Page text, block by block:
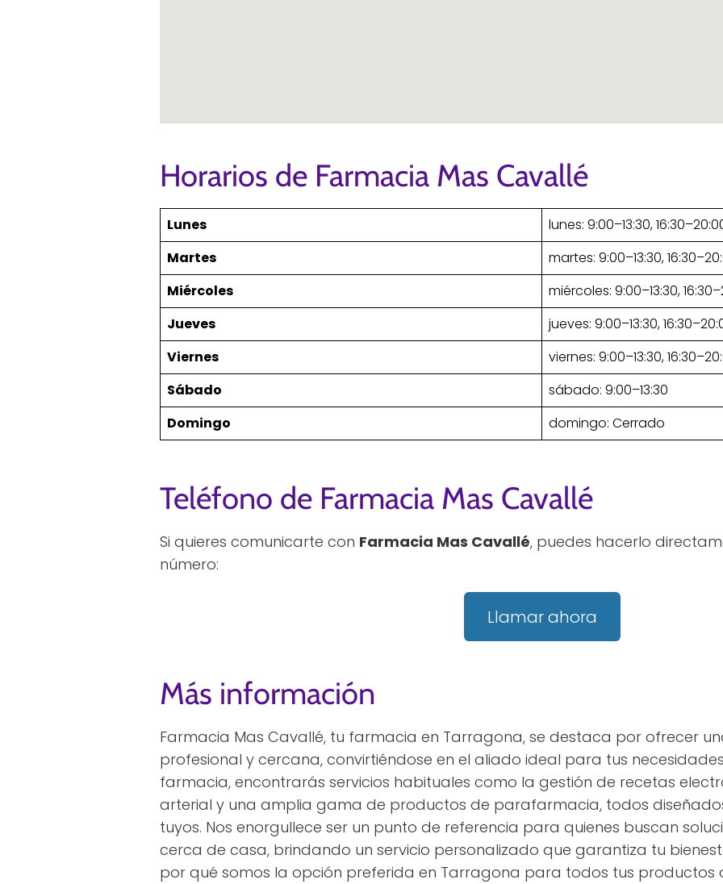
Horarios de Farmacia Mas Cavallé
Lunes
lunes: 9:00–13:30,
Martes
martes: 9:00–13:30,
Miércoles
miércoles: 9:00–13:30,
Jueves
jueves: 9:00–13:30,
Viernes
viernes: 9:00–13:30,
Sábado
sábado: 9:00–13:30
Domingo
domingo: Cerrado
Teléfono de Farmacia Mas Cavallé
Si quieres comunicarte con Farmacia Mas Cavallé, puedes hacerlo
número:
Llamar ahora
Más información
Farmacia Mas Cavallé, tu farmacia en Tarragona, se destaca por ofrecer
profesional y cercana, convirtiéndose en el aliado ideal para tus
farmacia, encontrarás servicios habituales como la gestión de recetas
arterial y una amplia gama de productos de parafarmacia, todos
tuyos. Nos enorgullece ser un punto de referencia para quienes buscan
cerca de casa, brindando un servicio personalizado que garantiza tu
por qué somos la opción preferida en Tarragona para todos tus productos